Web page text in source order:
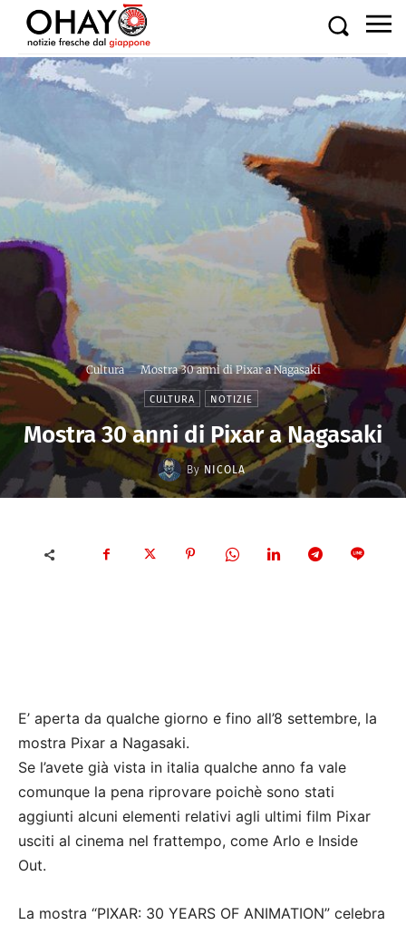
Cultura Mostra 30 anni di Pixar a Nagasaki
CULTURA NOTIZIE
Mostra 30 anni di Pixar a Nagasaki
By NICOLA
E’ aperta da qualche giorno e fino all’8 settembre, la
mostra Pixar a Nagasaki.
Se l’avete già vista in italia qualche anno fa vale
comunque la pena riprovare poichè sono stati
aggiunti alcuni elementi relativi agli ultimi film Pixar
usciti al cinema nel frattempo, come Arlo e Inside
Out.
La mostra “PIXAR: 30 YEARS OF ANIMATION” celebra